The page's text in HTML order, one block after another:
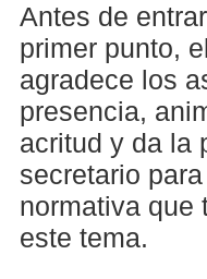
Antes de
primer punto,
agradece los
presencia,
acritud y da la
secretario
normativa que
este tema.